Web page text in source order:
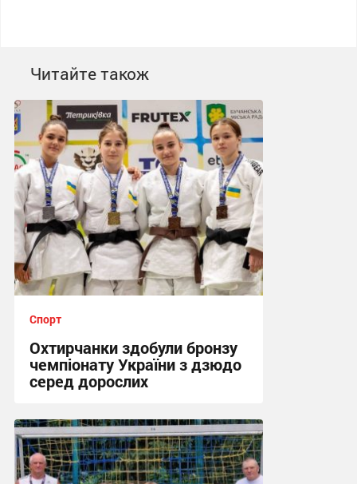
Читайте також
Спорт
Охтирчанки здобули бронзу
чемпіонату України з дзюдо
серед дорослих
12:25, 24.07.2026